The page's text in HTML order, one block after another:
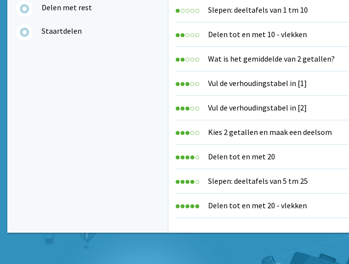
Delen met rest
Staartdelen
Slepen: deeltafels van 1 tm 10
Delen tot en met 10 - vlekken
Wat is het gemiddelde van 2 getallen?
Vul de verhoudingstabel in [1]
Vul de verhoudingstabel in [2]
Kies 2 getallen en maak een deelsom
Delen tot en met 20
Slepen: deeltafels van 5 tm 25
Delen tot en met 20 - vlekken